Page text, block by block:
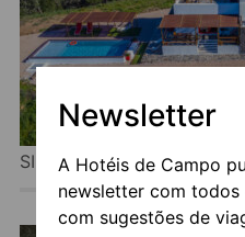
Newsletter
A Hotéis de Campo
newsletter com
com sugestões de
SIERRA MELIDES VILLA